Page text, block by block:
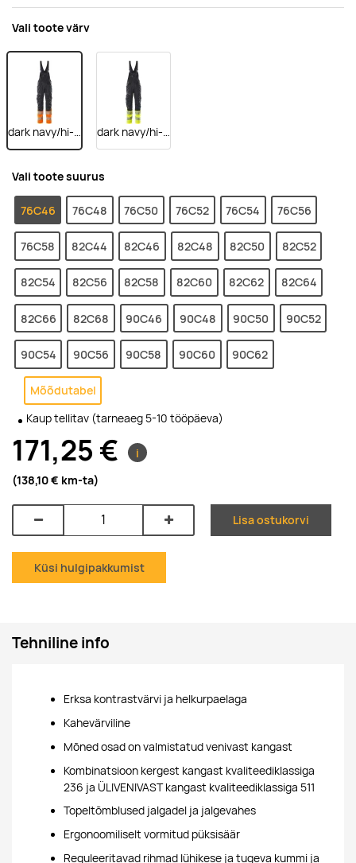
Vali toote värv
dark navy/hi-vis orange dark navy/hi-vis yellow
Vali toote suurus
76C46 76C48 76C50 76C52 76C54 76C56
76C58 82C44 82C46 82C48 82C50 82C52
82C54 82C56 82C58 82C60 82C62 82C64
82C66 82C68 90C46 90C48 90C50 90C52
90C54 90C56 90C58 90C60 90C62
Mõõdutabel
Kaup tellitav (tarneaeg 5-10 tööpäeva)
171,25 €
i
(138,10 € km-ta)
Lisa ostukorvi
Küsi hulgipakkumist
Tehniline info
Erksa kontrastvärvi ja helkurpaelaga
Kahevärviline
Mõned osad on valmistatud venivast kangast
Kombinatsioon kergest kangast kvaliteediklassiga
236 ja ÜLIVENIVAST kangast kvaliteediklassiga 511
Topeltõmblused jalgadel ja jalgevahes
Ergonoomiliselt vormitud püksisäär
Reguleeritavad rihmad lühikese ja tugeva kummi ja